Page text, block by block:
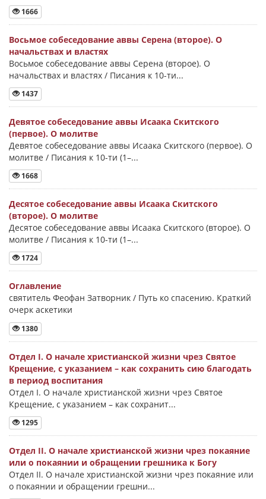
1666
Восьмое собеседование аввы Серена (второе). О
начальствах и властях
Восьмое собеседование аввы Серена (второе). О
начальствах и властях / Писания к 10-ти...
1437
Девятое собеседование аввы Исаака Скитского
(первое). О молитве
Девятое собеседование аввы Исаака Скитского (первое). О
молитве / Писания к 10-ти (1–...
1668
Десятое собеседование аввы Исаака Скитского
(второе). О молитве
Десятое собеседование аввы Исаака Скитского (второе). О
молитве / Писания к 10-ти (1–...
1724
Оглавление
святитель Феофан Затворник / Путь ко спасению. Краткий
очерк аскетики
1380
Отдел I. О начале христианской жизни чрез Святое
Крещение, с указанием – как сохранить сию благодать
в период воспитания
Отдел I. О начале христианской жизни чрез Святое
Крещение, с указанием – как сохранит...
1295
Отдел II. О начале христианской жизни чрез покаяние
или о покаянии и обращении грешника к Богу
Отдел II. О начале христианской жизни чрез покаяние или
о покаянии и обращении грешни...